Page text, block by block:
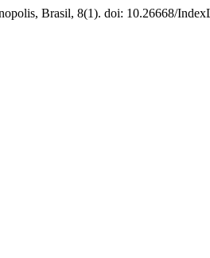
Brasil, 8(1). doi: 10.26668/